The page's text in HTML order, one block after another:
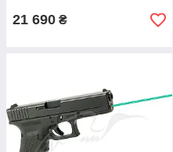
21 690 ₴